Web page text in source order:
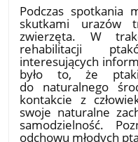
Podczas spotkania
skutkami urazów
zwierzęta. W
rehabilitacji
interesujących
było to, że
do naturalnego
kontakcie z
swoje naturalne
samodzielność.
odchowu młodych